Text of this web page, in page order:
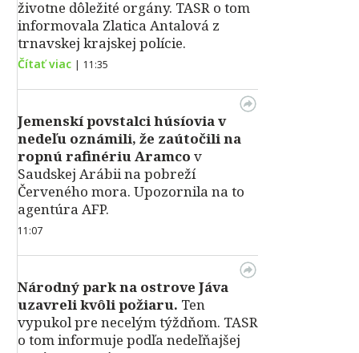
životne dôležité orgány. TASR o tom
informovala Zlatica Antalová z
trnavskej krajskej polície.
Čítať viac | 11:35
Jemenskí povstalci húsíovia v
nedeľu oznámili, že zaútočili na
ropnú rafinériu Aramco v
Saudskej Arábii na pobreží
Červeného mora. Upozornila na to
agentúra AFP.
11:07
Národný park na ostrove Jáva
uzavreli kvôli požiaru. Ten
vypukol pre necelým týždňom. TASR
o tom informuje podľa nedeľňajšej